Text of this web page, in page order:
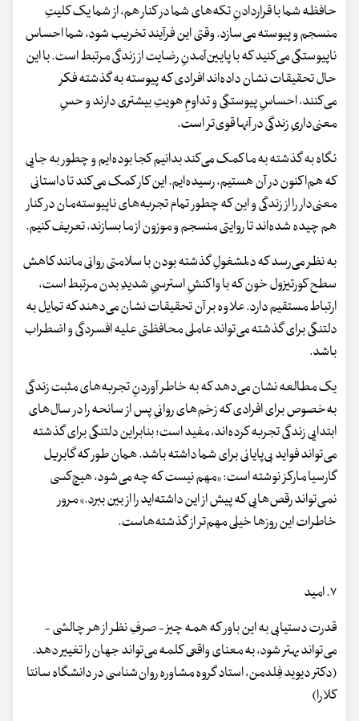
حافظه شما با قراردادنِ تکه‌های شما در کنار هم، از شما یک کلیتِ
منسجم و پیوسته می‌سازد. وقتی این فرآیند تخریب شود، شما احساس
ناپیوستگی می‌کنید که با پایین‌آمدنِ رضایت از زندگی مرتبط است. با این‌
حال تحقیقات نشان داده‌اند افرادی که پیوسته به گذشته فکر
می‌کنند، احساسِ پیوستگی و تداومِ هویتِ بیشتری دارند و حسِ
معنی‌داریِ زندگی در آنها قوی‌تر است.
نگاه به گذشته به ما کمک می‌کند بدانیم کجا بوده‌ایم و چطور به جایی
که هم‌اکنون در آن هستیم، رسیده‌ایم. این کار کمک می‌کند تا داستانی
معنی‌دار را از زندگی و این که چطور تمام تجربه‌های ناپیوسته‌مان در کنار
هم چیده شده‌اند تا روایتی منسجم و موزون از ما بسازند، تعریف کنیم.
به‌ نظر می‌رسد که دلمشغولِ گذشته بودن با سلامتی روانی مانند کاهش
سطح کورتیزول خون که با واکنشِ استرسیِ شدیدِ بدن مرتبط است،
ارتباط مستقیم دارد. علاوه‌ بر آن تحقیقات نشان می‌دهند که تمایل به
دلتنگی برای گذشته می‌تواند عاملی محافظتی علیه افسردگی و اضطراب
باشد.
یک مطالعه نشان می‌دهد که به‌ خاطر آوردنِ تجربه‌های مثبت زندگی
به‌خصوص برای افرادی که زخم‌های روانیِ پس‌ از سانحه را در سال‌های
ابتدایی زندگی تجربه کرده‌اند، مفید است؛ بنابراین دلتنگی برای گذشته
می‌تواند فواید بی‌پایانی برای شما داشته باشد. همان‌ طور که گابریل
گارسیا مارکز نوشته است: «مهم نیست که چه می‌شود، هیچ‌کسی
نمی‌تواند رقص‌هایی که پیش‌ از این داشته‌اید را از بین ببرد.» مرور
خاطرات این روزها خیلی مهم‌تر از گذشته‌هاست.
۷. امید
قدرت دستیابی به این باور که همه‌ چیز - صرفِ نظر از هر چالشی -
می‌تواند بهتر شود، به معنای واقعی کلمه می‌تواند جهان را تغییر دهد.
(دکتر دیوید فِلدمن، استاد گروه مشاوره روان‌شناسی در دانشگاه سانتا
کلارا)